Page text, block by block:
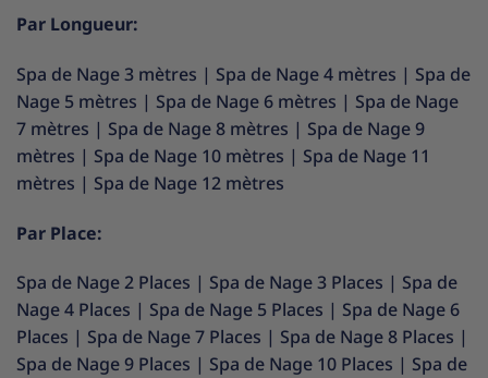
Par Longueur:
Spa de Nage 3 mètres | Spa de Nage 4 mètres | Spa de
Nage 5 mètres | Spa de Nage 6 mètres | Spa de Nage
7 mètres | Spa de Nage 8 mètres | Spa de Nage 9
mètres | Spa de Nage 10 mètres | Spa de Nage 11
mètres | Spa de Nage 12 mètres
Par Place:
Spa de Nage 2 Places | Spa de Nage 3 Places | Spa de
Nage 4 Places | Spa de Nage 5 Places | Spa de Nage 6
Places | Spa de Nage 7 Places | Spa de Nage 8 Places |
Spa de Nage 9 Places | Spa de Nage 10 Places | Spa de